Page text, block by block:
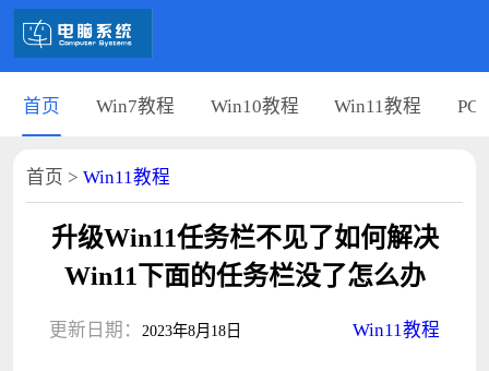
首页 Win7教程 Win10教程 Win11教程 PC
首页 > Win11教程
升级Win11任务栏不见了如何解决
Win11下面的任务栏没了怎么办
更新日期： 2023年8月18日 Win11教程